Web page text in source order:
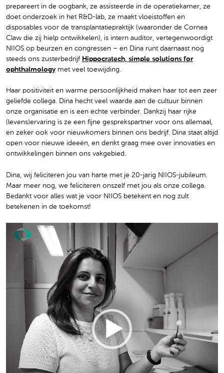
prepareert in de oogbank, ze assisteerde in de operatiekamer, ze
doet onderzoek in het R&D-lab, ze maakt vloeistoffen en
disposables voor de transplantatiepraktijk (waaronder de Cornea
Claw die zij hielp ontwikkelen), is intern auditor, vertegenwoordigt
NIIOS op beurzen en congressen – en Dina runt daarnaast nog
steeds ons zusterbedrijf Hippocratech, simple solutions for
ophthalmology met veel toewijding.
Haar positiviteit en warme persoonlijkheid maken haar tot een zeer
geliefde collega. Dina hecht veel waarde aan de cultuur binnen
onze organisatie en is een echte verbinder. Dankzij haar rijke
(levens)ervaring is ze een fijne gesprekspartner voor ons allemaal,
en zeker ook voor nieuwkomers binnen ons bedrijf. Dina staat altijd
open voor nieuwe ideeën, en denkt graag mee over innovaties en
ontwikkelingen binnen ons vakgebied.
Dina, wij feliciteren jou van harte met je 20-jarig NIIOS-jubileum.
Maar meer nog, we feliciteren onszelf met jou als onze collega.
Bedankt voor alles wat je voor NIIOS betekent en nog zult
betekenen in de toekomst!
Video
Player